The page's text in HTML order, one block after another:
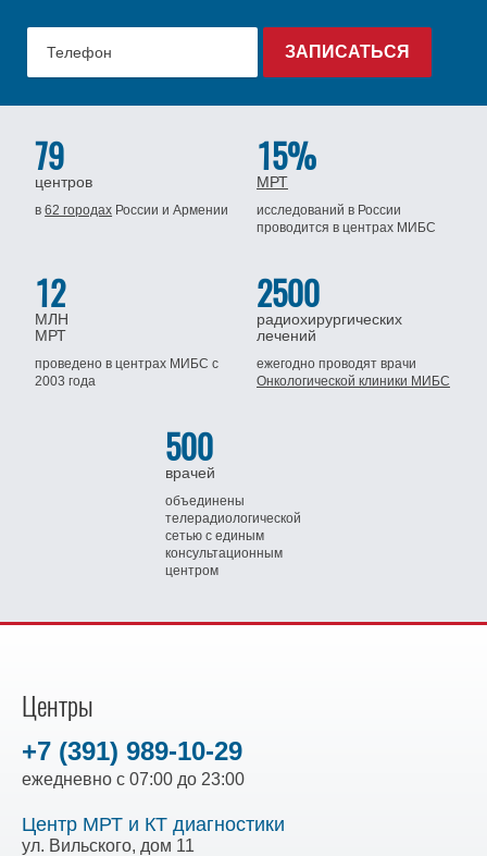
79
центров
в62 городах Россиии Армении
15%
МРТ
исследований в России
проводится в центрах МИБС
12
МЛН
МРТ
проведено в центрах МИБСс
2003 года
2500
радиохирургических
лечений
ежегодно проводят врачи
Онкологической клиники МИБС
500
врачей
объединены
телерадиологической
сетью с единым
консультационным
центром
Центры
+7 (391) 989-10-29
ежедневно с 07:00 до 23:00
Центр МРТ и КТ диагностики
ул. Вильского, дом 11